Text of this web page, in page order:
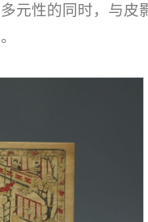
元性的同时，与皮